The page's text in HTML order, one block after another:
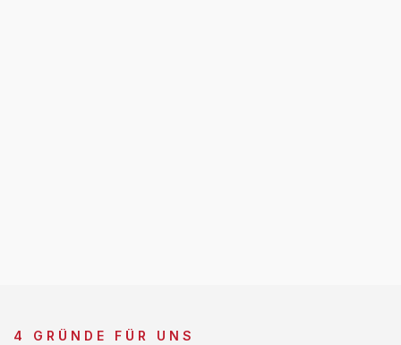
4 GRÜNDE FÜR UNS